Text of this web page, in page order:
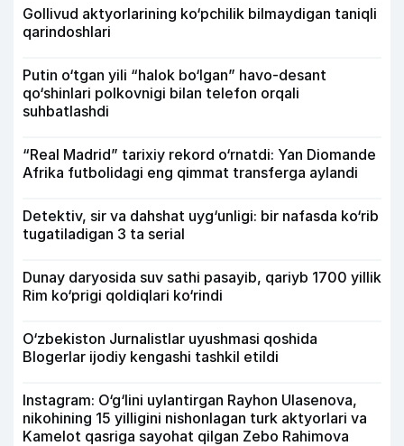
Gollivud aktyorlarining ko‘pchilik bilmaydigan taniqli
qarindoshlari
Putin o‘tgan yili “halok bo‘lgan” havo-desant
qo‘shinlari polkovnigi bilan telefon orqali
suhbatlashdi
“Real Madrid” tarixiy rekord o‘rnatdi: Yan Diomande
Afrika futbolidagi eng qimmat transferga aylandi
Detektiv, sir va dahshat uyg‘unligi: bir nafasda ko‘rib
tugatiladigan 3 ta serial
Dunay daryosida suv sathi pasayib, qariyb 1700 yillik
Rim ko‘prigi qoldiqlari ko‘rindi
O‘zbekiston Jurnalistlar uyushmasi qoshida
Blogerlar ijodiy kengashi tashkil etildi
Instagram: O‘g‘lini uylantirgan Rayhon Ulasenova,
nikohining 15 yilligini nishonlagan turk aktyorlari va
Kamelot qasriga sayohat qilgan Zebo Rahimova